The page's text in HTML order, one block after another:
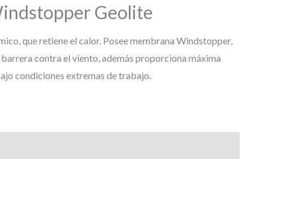
Geolite
que retiene el calor. Posee membrana Windstopper,
barrera contra el viento, además proporciona máxima
condiciones extremas de trabajo.